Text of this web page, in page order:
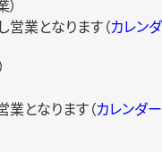
業となります（カレン
となります（カレンダ